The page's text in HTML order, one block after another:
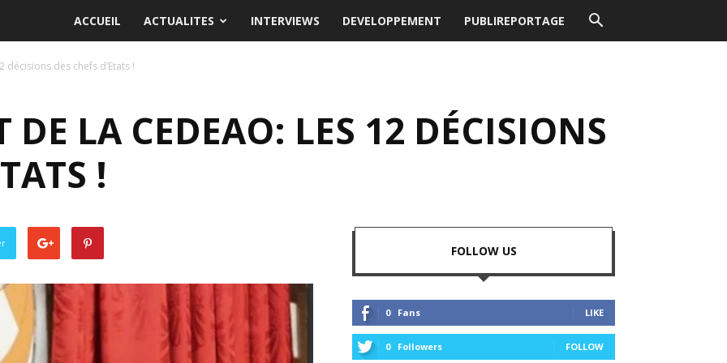
ACCUEIL ACTUALITES INTERVIEWS DEVELOPPEMENT PUBLIREPORTAGE
décisions des chefs d’Etats !
LA CEDEAO: LES 12 DÉCISIONS
!
FOLLOW US
0 Fans LIKE
0 Followers FOLLOW